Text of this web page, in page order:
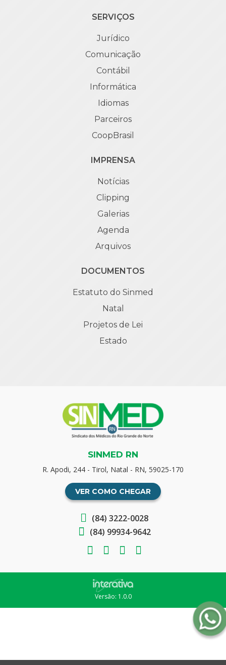
SERVIÇOS
Jurídico
Comunicação
Contábil
Informática
Idiomas
Parceiros
CoopBrasil
IMPRENSA
Notícias
Clipping
Galerias
Agenda
Arquivos
DOCUMENTOS
Estatuto do Sinmed
Natal
Projetos de Lei
Estado
SINMED RN
R. Apodi, 244 - Tirol, Natal - RN, 59025-170
VER COMO CHEGAR
(84) 3222-0028
(84) 99934-9642
Versão: 1.0.0